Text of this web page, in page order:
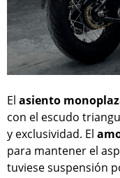
El asiento
con el escudo
y exclusividad. El
para mantener el
tuviese suspensión